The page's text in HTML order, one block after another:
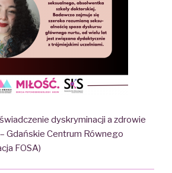
dyskryminacji a zdrowie
Gdańskie Centrum Równego
FOSA)